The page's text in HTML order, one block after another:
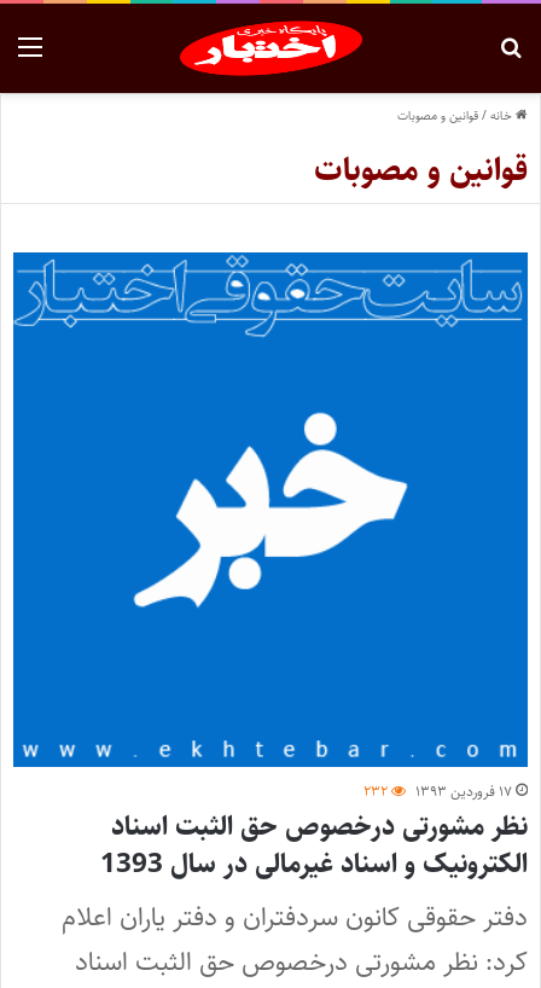
خانه/قوانین و مصوبات
قوانین و مصوبات
۱۷ فروردین ۱۳۹۳ ۲۳۲
نظر مشورتی درخصوص حق الثبت اسناد
الکترونیک و اسناد غیرمالی در سال 1393
دفتر حقوقی کانون سردفتران و دفتر یاران اعلام
کرد: نظر مشورتی درخصوص حق الثبت اسناد